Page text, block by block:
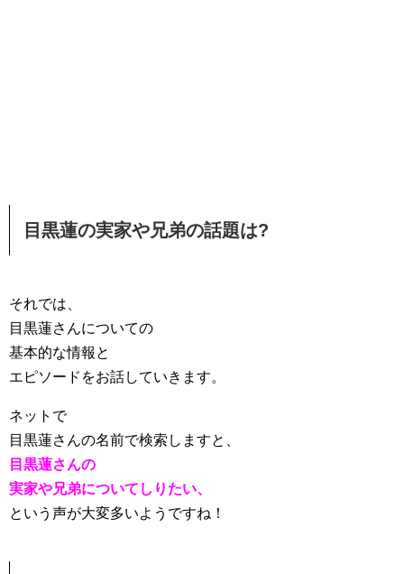
目黒蓮の実家や兄弟の話題は?
それでは、
目黒蓮さんについての
基本的な情報と
エピソードをお話していきます。
ネットで
目黒蓮さんの名前で検索しますと、
目黒蓮さんの
実家や兄弟についてしりたい、
という声が大変多いようですね！